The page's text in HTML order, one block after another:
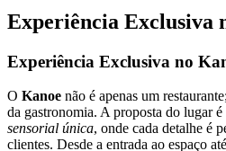
Experiência Exclusiva
Experiência Exclusiva no
O Kanoe não é apenas um
da gastronomia. A proposta do lugar
sensorial única, onde cada detalhe é
clientes. Desde a entrada ao espaço